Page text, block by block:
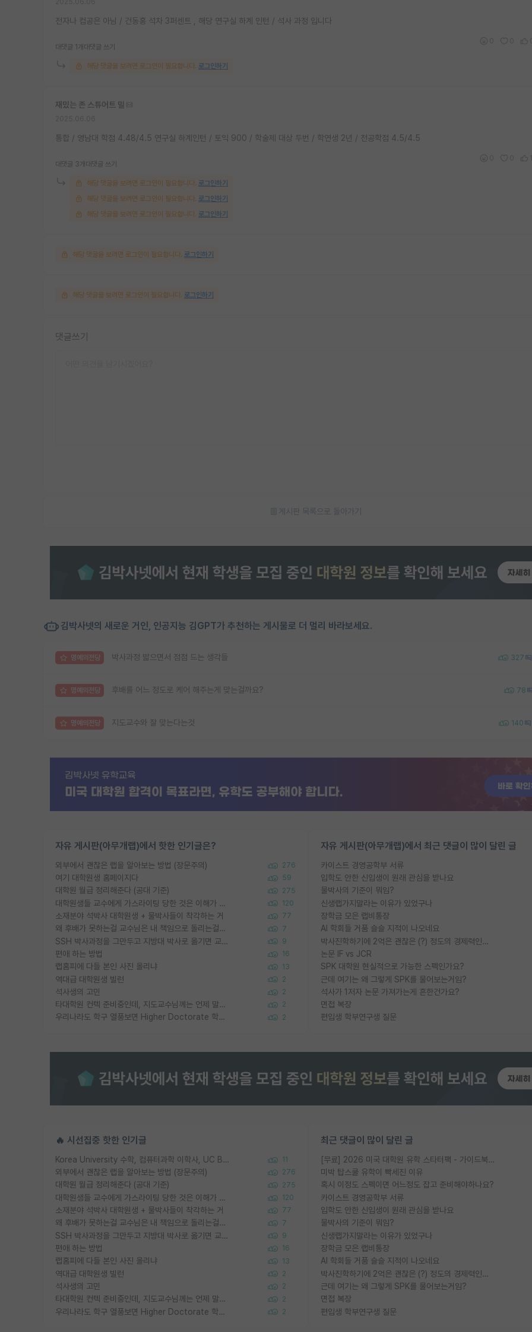
전자나 컴공은 아님 / 건동홍 석차 3퍼센트 , 해당 연구실 하계 인턴 / 석사 과정 입니다
대댓글 1개 대댓글 쓰기
해당 댓글을 보려면 로그인이 필요합니다. 로그인하기
재밌는 존 스튜어트 밀
통합 / 영남대 학점 4.48/4.5 연구실 하계인턴 / 토익 900 / 학술제 대상 두번 / 학연생 2년 / 전공학점 4.5/4.5
대댓글 3개 대댓글 쓰기
해당 댓글을 보려면 로그인이 필요합니다. 로그인하기
해당 댓글을 보려면 로그인이 필요합니다. 로그인하기
해당 댓글을 보려면 로그인이 필요합니다. 로그인하기
해당 댓글을 보려면 로그인이 필요합니다. 로그인하기
해당 댓글을 보려면 로그인이 필요합니다. 로그인하기
댓글쓰기
게시판 목록으로 돌아가기
김박사넷의 새로운 거인, 인공지능 김GPT가 추천하는 게시물로 더 멀리 바라보세요.
명예의전당 박사과정 밟으면서 점점 드는 생각들 327
명예의전당 후배를 어느 정도로 케어 해주는게 맞는걸까요? 78
명예의전당 지도교수와 잘 맞는다는것 140
자유 게시판(아무개랩)에서 핫한 인기글은?
외부에서 괜찮은 랩을 알아보는 방법 (장문주의) 276
여기 대학원생 홈페이지다 59
대학원 월급 정리해준다 (공대 기준) 275
대학원생들 교수에게 가스라이팅 당한 것은 이해가 갑니다. 안타깝네요. 120
소재분야 석박사 대학원생 + 물박사들이 착각하는 거 77
왜 후배가 못하는걸 교수님은 내 책임으로 돌리는걸까요? 7
SSH 박사과정을 그만두고 지방대 박사로 옮기면 교수의 꿈은 끝일까요? 9
편애 하는 방법 16
랩홈피에 다들 본인 사진 올리냐 13
역대급 대학원생 빌런 2
석사생의 고민 2
타대학원 컨텍 준비중인데, 지도교수님께는 언제 말씀드려야 할까요? 2
우리나라도 학구 열풍보면 Higher Doctorate 학위가 필요하다고 봅니다. 2
자유 게시판(아무개랩)에서 최근 댓글이 많이 달린 글
카이스트 경영공학부 서류
입학도 안한 신입생이 원래 관심을 받나요
물박사의 기준이 뭐임?
신생랩가지말라는 이유가 있었구나
장학금 모은 랩비통장
AI 학회들 거품 슬슬 지적이 나오네요
박사진학하기에 2억은 괜찮은 (?) 정도의 경제력인가요
논문 IF vs JCR
SPK 대학원 현실적으로 가능한 스펙인가요?
근데 여기는 왜 그렇게 SPK를 물어보는거임?
석사가 1저자 논문 가져가는게 흔한건가요?
면접 복장
편입생 학부연구생 질문
🔥 시선집중 핫한 인기글
Korea University 수학, 컴퓨터과학 이학사, UC Berkeley 산업공학 대학원 공학박사가 되는 것은 쉽지 않겠죠? 11
외부에서 괜찮은 랩을 알아보는 방법 (장문주의) 276
대학원 월급 정리해준다 (공대 기준) 275
대학원생들 교수에게 가스라이팅 당한 것은 이해가 갑니다. 안타깝네요. 120
소재분야 석박사 대학원생 + 물박사들이 착각하는 거 77
왜 후배가 못하는걸 교수님은 내 책임으로 돌리는걸까요? 7
SSH 박사과정을 그만두고 지방대 박사로 옮기면 교수의 꿈은 끝일까요? 9
편애 하는 방법 16
랩홈피에 다들 본인 사진 올리냐 13
역대급 대학원생 빌런 2
석사생의 고민 2
타대학원 컨텍 준비중인데, 지도교수님께는 언제 말씀드려야 할까요? 2
우리나라도 학구 열풍보면 Higher Doctorate 학위가 필요하다고 봅니다. 2
최근 댓글이 많이 달린 글
[무료] 2026 미국 대학원 유학 스타터팩 - 가이드북 & 합격자 컨택메일 템플릿
미박 탑스쿨 유학이 빡세진 이유
혹시 이정도 스펙이면 어느정도 잡고 준비해야하나요?
카이스트 경영공학부 서류
입학도 안한 신입생이 원래 관심을 받나요
물박사의 기준이 뭐임?
신생랩가지말라는 이유가 있었구나
장학금 모은 랩비통장
AI 학회들 거품 슬슬 지적이 나오네요
박사진학하기에 2억은 괜찮은 (?) 정도의 경제력인가요
근데 여기는 왜 그렇게 SPK를 물어보는거임?
면접 복장
편입생 학부연구생 질문